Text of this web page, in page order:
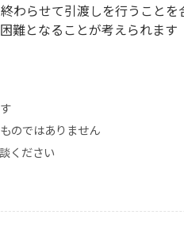
わらせて引渡しを行うこと
難となることが考えられま
のではありません
ください